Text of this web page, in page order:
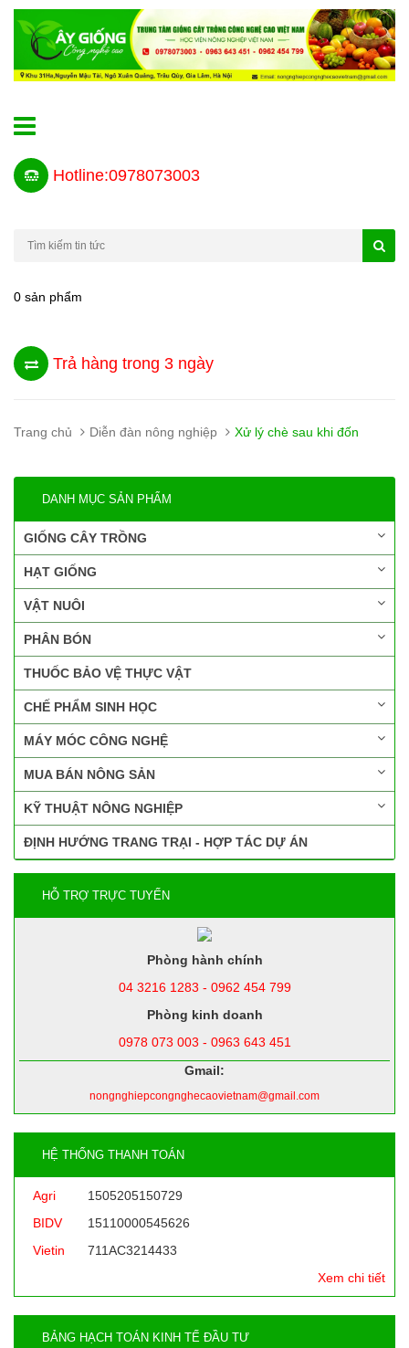
Hotline:0978073003
0 sản phẩm
Trả hàng trong 3 ngày
Trang chủ Diễn đàn nông nghiệp Xử lý chè sau khi đốn
DANH MỤC SẢN PHẨM
GIỐNG CÂY TRỒNG
HẠT GIỐNG
VẬT NUÔI
PHÂN BÓN
THUỐC BẢO VỆ THỰC VẬT
CHẾ PHẨM SINH HỌC
MÁY MÓC CÔNG NGHỆ
MUA BÁN NÔNG SẢN
KỸ THUẬT NÔNG NGHIỆP
ĐỊNH HƯỚNG TRANG TRẠI - HỢP TÁC DỰ ÁN
HỖ TRỢ TRỰC TUYẾN
Phòng hành chính
04 3216 1283 - 0962 454 799
Phòng kinh doanh
0978 073 003 - 0963 643 451
Gmail:
nongnghiepcongnghecaovietnam@gmail.com
HỆ THỐNG THANH TOÁN
Agri
1505205150729
BIDV
15110000545626
Vietin
711AC3214433
Xem chi tiết
BẢNG HẠCH TOÁN KINH TẾ ĐẦU TƯ